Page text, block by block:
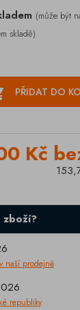
(může být
skladě)
PŘIDAT DO
Kč
zboží?
naší prodejně
republiky